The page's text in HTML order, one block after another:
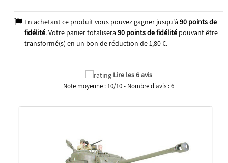
En achetant ce produit vous pouvez gagner jusqu'à 90points de
fidélité. Votre panier totalisera 90points de fidélitépouvant être
transformé(s) en un bon de réduction de1,80 €.
Lire les 6 avis
Note moyenne :10/10- Nombre d'avis :6